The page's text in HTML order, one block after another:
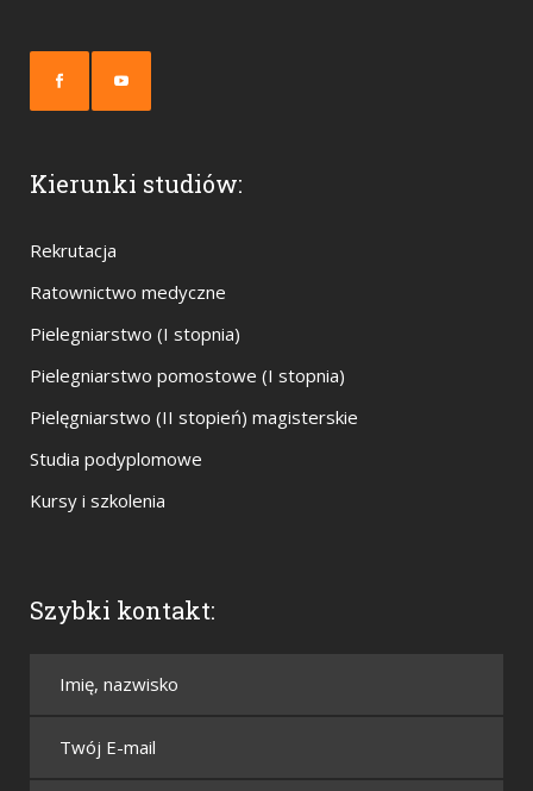
Kierunki studiów:
Rekrutacja
Ratownictwo medyczne
Pielegniarstwo (I stopnia)
Pielegniarstwo pomostowe (I stopnia)
Pielęgniarstwo (II stopień) magisterskie
Studia podyplomowe
Kursy i szkolenia
Szybki kontakt: